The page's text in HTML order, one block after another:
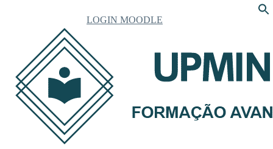
LOGIN MOODLE